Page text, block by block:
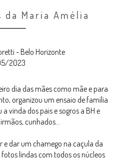
da Maria Amélia
- Belo Horizonte
2023
dia das mães como mãe e para
organizou um ensaio de família
vinda dos pais e sogros a BH e
cunhados...
e dar um chamego na caçula da
lindas com todos os núcleos